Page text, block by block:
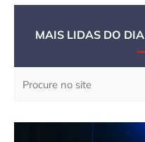
MAIS LIDAS DO DIA